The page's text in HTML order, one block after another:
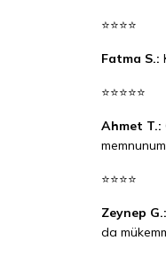
⭐⭐⭐⭐
Fatma S.:
⭐⭐⭐⭐⭐
Ahmet T.:
memnunum.
⭐⭐⭐⭐
Zeynep G.:
da